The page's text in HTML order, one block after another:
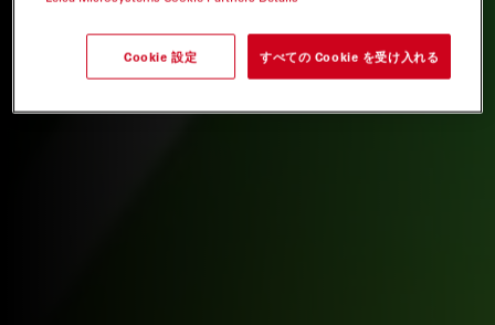
Cookie 設定 すべての Cookie を受け入れる